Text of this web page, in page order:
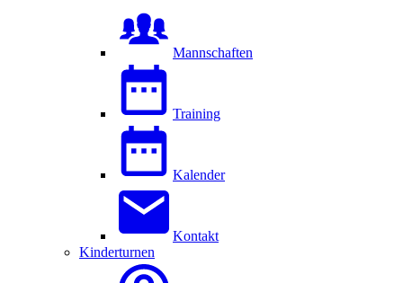
Mannschaften
Training
Kalender
Kontakt
Kinderturnen